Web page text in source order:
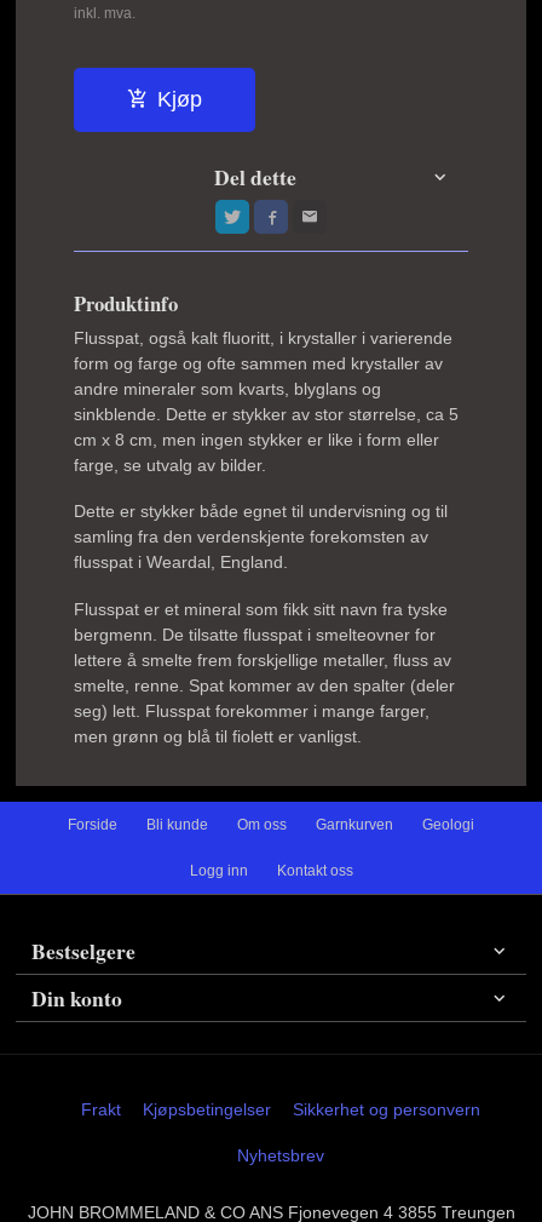
inkl. mva.
Kjøp
Del dette
Produktinfo
Flusspat, også kalt fluoritt, i krystaller i varierende
form og farge og ofte sammen med krystaller av
andre mineraler som kvarts, blyglans og
sinkblende. Dette er stykker av stor størrelse, ca 5
cm x 8 cm, men ingen stykker er like i form eller
farge, se utvalg av bilder.
Dette er stykker både egnet til undervisning og til
samling fra den verdenskjente forekomsten av
flusspat i Weardal, England.
Flusspat er et mineral som fikk sitt navn fra tyske
bergmenn. De tilsatte flusspat i smelteovner for
lettere å smelte frem forskjellige metaller, fluss av
smelte, renne. Spat kommer av den spalter (deler
seg) lett. Flusspat forekommer i mange farger,
men grønn og blå til fiolett er vanligst.
Forside Bli kunde Om oss Garnkurven Geologi
Logg inn Kontakt oss
Bestselgere
Din konto
Frakt Kjøpsbetingelser Sikkerhet og personvern
Nyhetsbrev
JOHN BROMMELAND & CO ANS Fjonevegen 4 3855 Treungen